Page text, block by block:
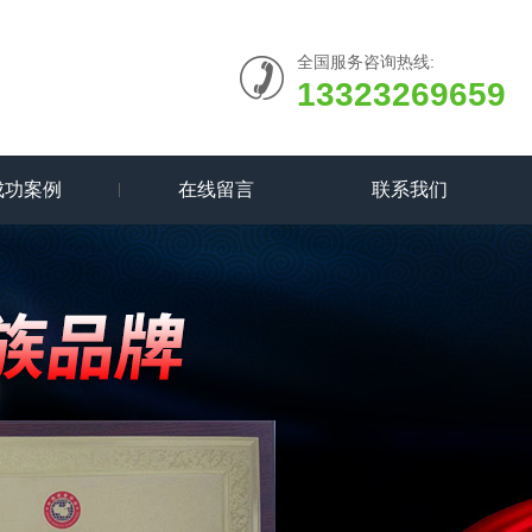
全国服务咨询热线:
13323269659
功案例 在线留言 联系我们